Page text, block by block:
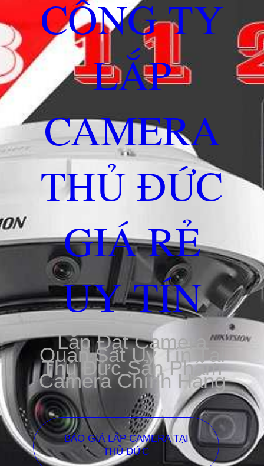
CÔNG TY
LẮP
CAMERA
THỦ ĐỨC
GIÁ RẺ
UY TÍN
Lắp Đặt Camera
Quan Sát Uy Tín Tại
Thủ Đức Sản Phẩm
Camera Chính Hãng
BÁO GIÁ LẮP CAMERA TẠI
THỦ ĐỨC